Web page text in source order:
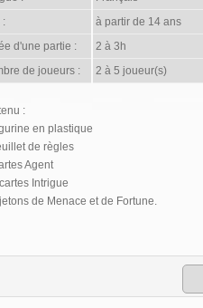
:
à partir de 14 ans
d'une partie :
2 à 3h
de joueurs :
2 à 5 joueur(s)
:
en plastique
de règles
Agent
Intrigue
de Menace et de Fortune.